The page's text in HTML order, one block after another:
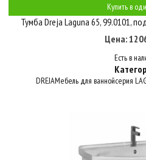
Купить в
Тумба Dreja Laguna 65, 99.0101,
Цена:
Есть в
DREJAМебель для ваннойсерия